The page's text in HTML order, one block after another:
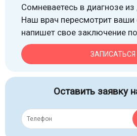
Сомневаетесь в диагнозе из
Наш врач пересмотрит ваши
напишет свое заключение
ЗАПИСАТЬСЯ
Оставить заявку